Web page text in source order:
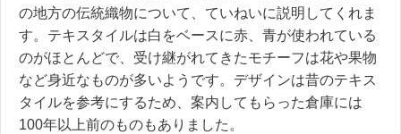
の地方の伝統織物について、ていねいに説明してくれま
す。テキスタイルは白をベースに赤、青が使われている
のがほとんどで、受け継がれてきたモチーフは花や果物
など身近なものが多いようです。デザインは昔のテキス
タイルを参考にするため、案内してもらった倉庫には
100年以上前のものもありました。